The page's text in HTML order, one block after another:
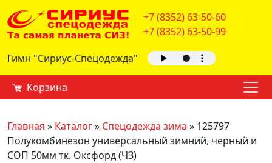
+7 (8352) 63-50-60
+7 (8352) 63-50-99
Гимн "Сириус-Спецодежда"
Корзина
Главная » Каталог» Спецодежда зима » 125797
Полукомбинезон универсальный зимний, черный и
СОП 50мм тк. Оксфорд (ЧЗ)